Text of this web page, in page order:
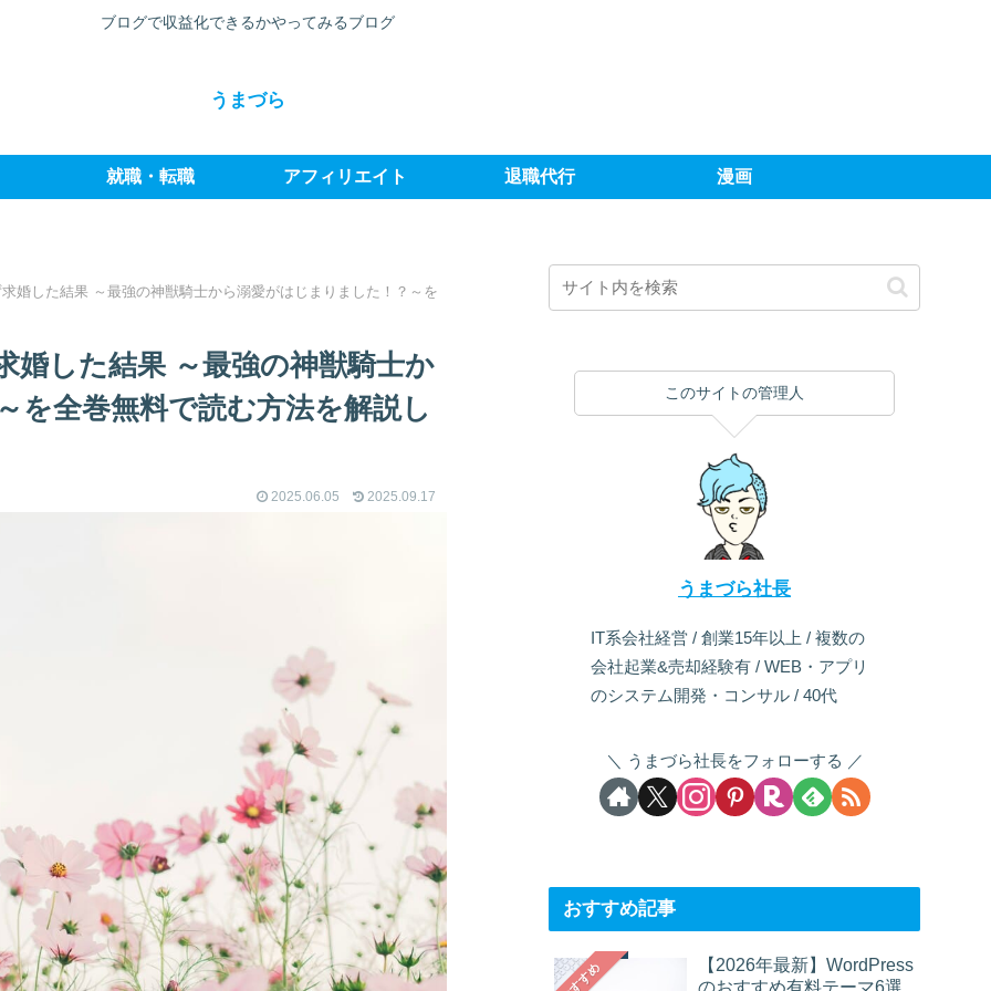
ブログで収益化できるかやってみるブログ
うまづら
就職・転職 アフィリエイト 退職代行 漫画
婚した結果 ～最強の神獣騎士から溺愛がはじまりました！？～を
婚した結果 ～最強の神獣騎士か
を全巻無料で読む方法を解説し
2025.06.05 2025.09.17
このサイトの管理人
うまづら社長
IT系会社経営 / 創業15年以上 / 複数の
会社起業&売却経験有 / WEB・アプリ
のシステム開発・コンサル / 40代
うまづら社長をフォローする
おすすめ記事
【2026年最新】WordPress
のおすすめ有料テーマ6選